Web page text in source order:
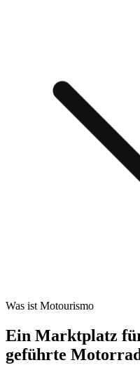
Was ist Motourismo
Ein Marktplatz
geführte